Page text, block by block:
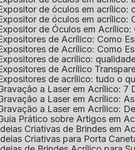
Expositor de óculos em
Expositor de óculos em
Expositor de Óculos em
Expositores de Acrílico: Como
Expositores de Acrílico: Como
Expositores de acrílico:
Expositores de Acrílico
Expositores de acrílico: tudo o
Gravação a Laser em Acrílico: 7
Gravação a Laser em Acrílico:
Gravação a Laser em Acrílico:
Guia Prático sobre Artigos em
Ideias Criativas de Brindes em
Ideias Criativas para Porta